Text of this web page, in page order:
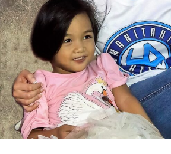
Contact Us